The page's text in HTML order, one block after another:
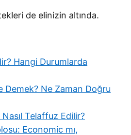
de elinizin altında.
Hangi Durumlarda
Demek? Ne Zaman Doğru
Nasıl Telaffuz Edilir?
Economic mı,